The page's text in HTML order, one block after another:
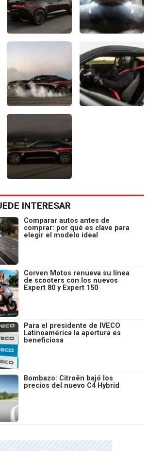
INTERESAR
Comparar autos antes de
comprar: por qué es clave para
elegir el modelo ideal
Corven Motos renueva su línea
de scooters con los nuevos
Expert 80 y Expert 150
Para el presidente de IVECO
Latinoamérica la apertura es
beneficiosa
Bombazo: Citroën bajó los
precios del nuevo C4 Hybrid